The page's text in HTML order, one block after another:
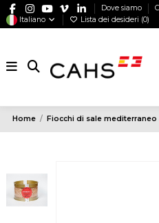
Dove siamo
Italiano
Lista dei desideri (0)
Home Fiocchi di sale